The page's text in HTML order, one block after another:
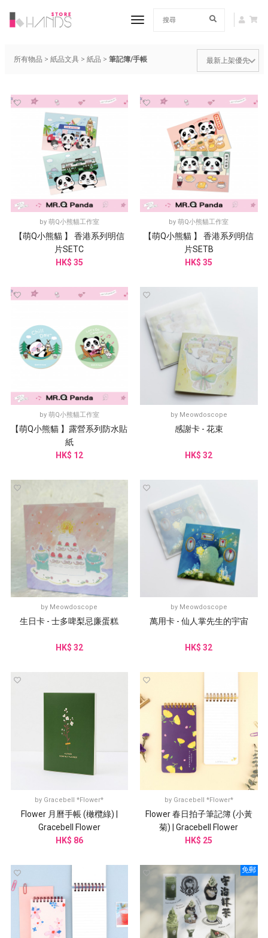
toggle navigation
所有物品 > 紙品文具> 紙品 > 筆記簿/手帳
by 萌Q小熊貓工作室
【萌Q小熊貓 】 香港系列明信
片SETC
HK$ 35
by萌Q小熊貓工作室
【萌Q小熊貓 】 香港系列明信
片SETB
HK$ 35
by 萌Q小熊貓工作室
【萌Q小熊貓 】露營系列防水貼
紙
HK$ 12
by Meowdoscope
感謝卡 - 花束
HK$ 32
by Meowdoscope
生日卡 - 士多啤梨忌廉蛋糕
HK$ 32
by Meowdoscope
萬用卡 - 仙人掌先生的宇宙
HK$ 32
by Gracebell *Flower*
Flower 月曆手帳 (橄欖綠) |
Gracebell Flower
HK$ 86
by Gracebell *Flower*
Flower 春日拍子筆記簿 (小黃
菊) | Gracebell Flower
HK$ 25
免郵